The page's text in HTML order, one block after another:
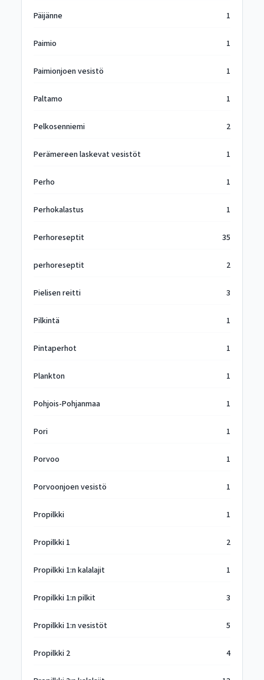
Päijänne 1
Paimio 1
Paimionjoen vesistö 1
Paltamo 1
Pelkosenniemi 2
Perämereen laskevat vesistöt 1
Perho 1
Perhokalastus 1
Perhoreseptit 35
perhoreseptit 2
Pielisen reitti 3
Pilkintä 1
Pintaperhot 1
Plankton 1
Pohjois-Pohjanmaa 1
Pori 1
Porvoo 1
Porvoonjoen vesistö 1
Propilkki 1
Propilkki 1 2
Propilkki 1:n kalalajit 1
Propilkki 1:n pilkit 3
Propilkki 1:n vesistöt 5
Propilkki 2 4